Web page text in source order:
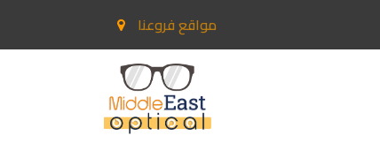
مواقع فروعنا